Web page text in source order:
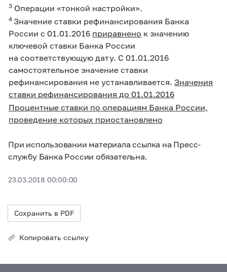
3 Операции «тонкой настройки».
4 Значение ставки рефинансирования Банка
России с 01.01.2016 приравнено к значению
ключевой ставки Банка России
на соответствующую дату. С 01.01.2016
самостоятельное значение ставки
рефинансирования не устанавливается. Значения
ставки рефинансирования до 01.01.2016
Процентные ставки по операциям Банка России,
проведение которых приостановлено
При использовании материала ссылка на Пресс-
службу Банка России обязательна.
23.03.2018 00:00:00
Сохранить в PDF
Копировать ссылку